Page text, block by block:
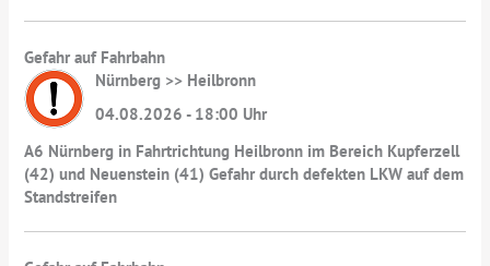
Gefahr auf Fahrbahn
Nürnberg >> Heilbronn
04.08.2026 - 18:00 Uhr
A6 Nürnberg in Fahrtrichtung Heilbronn im Bereich Kupferzell
(42) und Neuenstein (41) Gefahr durch defekten LKW auf dem
Standstreifen